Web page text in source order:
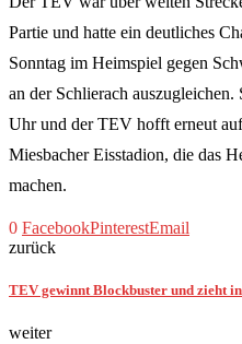
Partie und hatte ein deutliches
Sonntag im Heimspiel gegen
an der Schlierach
Uhr und der TEV hofft erneut
Miesbacher Eisstadion, die das
machen.
0 FacebookPinterestEmail
zurück
TEV gewinnt Blockbuster und zieht
weiter